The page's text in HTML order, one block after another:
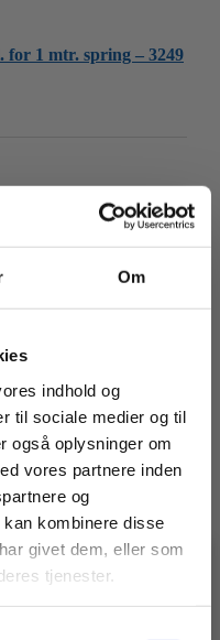
Om
indhold og
til sociale medier og til
også oplysninger om
vores partnere inden
og
kombinere disse
givet dem, eller som
tjenester.
1 mtr. spring – 3249
med alu-dørkplade
I KURV
specialopgave?